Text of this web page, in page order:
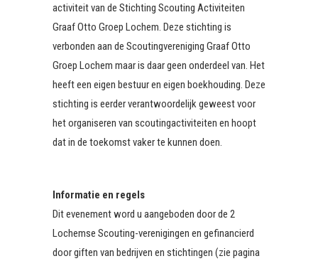
activiteit van de Stichting Scouting Activiteiten
Graaf Otto Groep Lochem. Deze stichting is
verbonden aan de Scoutingvereniging Graaf Otto
Groep Lochem maar is daar geen onderdeel van. Het
heeft een eigen bestuur en eigen boekhouding. Deze
stichting is eerder verantwoordelijk geweest voor
het organiseren van scoutingactiviteiten en hoopt
dat in de toekomst vaker te kunnen doen.
Informatie en regels
Dit evenement word u aangeboden door de 2
Lochemse Scouting-verenigingen en gefinancierd
door giften van bedrijven en stichtingen (zie pagina